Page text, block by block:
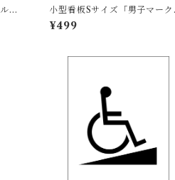
PE
小型看板Sサイズ「男子マーク
（青）」 屋外可【その他・マー
ク】
¥499